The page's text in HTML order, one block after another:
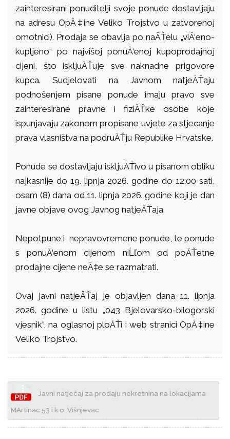
zainteresirani ponuditelji svoje ponude dostavljaju
na adresu OpÄ‡ine Veliko Trojstvo u zatvorenoj
omotnici). Prodaja se obavlja po naÄŤelu „viÄ‘eno-
kupljeno“ po najvišoj ponuÄ‘enoj kupoprodajnoj
cijeni, što iskljuÄŤuje sve naknadne prigovore
kupca. Sudjelovati na Javnom natjeÄŤaju
podnošenjem pisane ponude imaju pravo sve
zainteresirane pravne i fiziÄŤke osobe koje
ispunjavaju zakonom propisane uvjete za stjecanje
prava vlasništva na podruÄŤju Republike Hrvatske.
Ponude se dostavljaju iskljuÄŤivo u pisanom obliku
najkasnije do 19. lipnja 2026. godine do 12:00 sati,
osam (8) dana od 11. lipnja 2026. godine koji je dan
javne objave ovog Javnog natjeÄŤaja.
Nepotpune i nepravovremene ponude, te ponude
s ponuÄ‘enom cijenom niĹľom od poÄŤetne
prodajne cijene neÄ‡e se razmatrati.
Ovaj javni natjeÄŤaj je objavljen dana 11. lipnja
2026. godine u listu „043 Bjelovarsko-bilogorski
vjesnik“, na oglasnoj ploÄŤi i web stranici OpÄ‡ine
Veliko Trojstvo.
Javni natječaj za prodaju nekretnina na lokacijama
MArtinac 53 i k.o. Višnjevac